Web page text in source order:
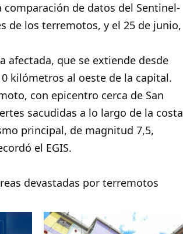
de datos del Sentinel-
de los terremotos, y el 25 de junio,
afectada, que se extiende desde
kilómetros al oeste de la capital.
con epicentro cerca de San
sacudidas a lo largo de la costa
principal, de magnitud 7,5,
el EGIS.
devastadas por terremotos